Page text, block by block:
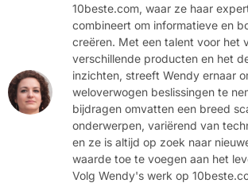
10beste.com, waar ze haar
combineert om informatieve en
creëren. Met een talent voor het
verschillende producten en het
inzichten, streeft Wendy ernaar
weloverwogen beslissingen te
bijdragen omvatten een breed
onderwerpen, variërend van
en ze is altijd op zoek naar
waarde toe te voegen aan het
Volg Wendy's werk op